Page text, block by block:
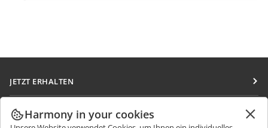
JETZT ERHALTEN
Docs
DocSpace
ZUSAMMENARBEITEN
Harmony in your cookies